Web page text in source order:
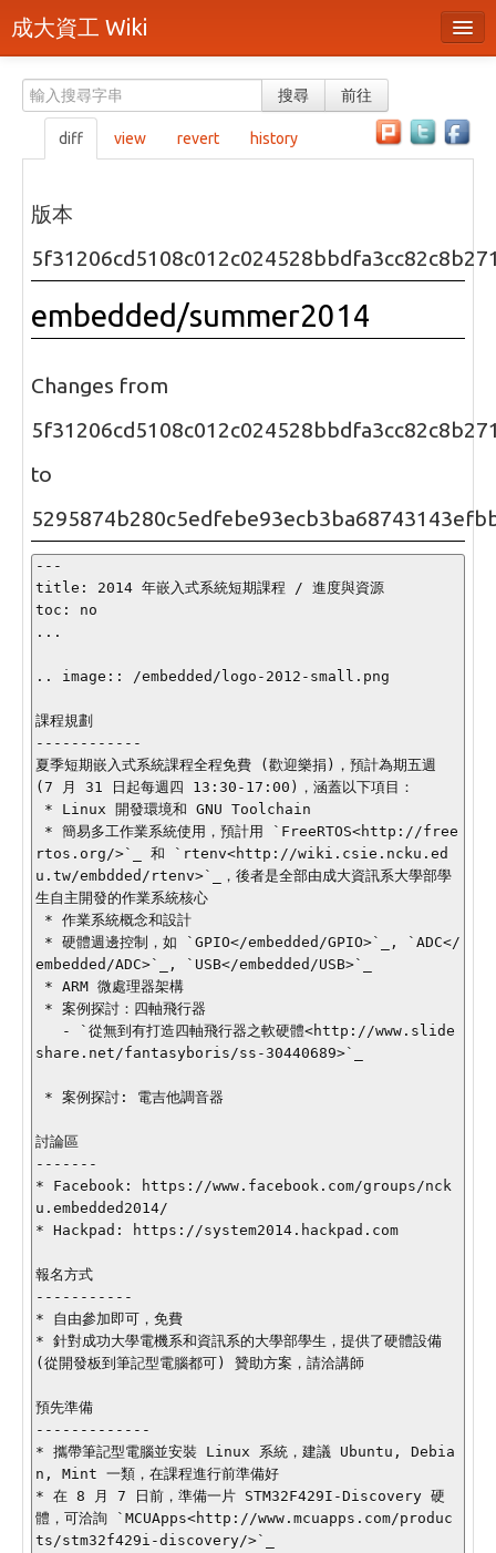
成大資工 Wiki
分類
隨機頁面
最近活動
上傳檔案
頁面原始檔
可列印版本
刪除本頁
登入 / 註冊帳號
搜尋 前往
diff view revert history
版本
embedded/summer2014
Changes from
to
---
title: 2014 年嵌入式系統短期課程 / 進度與資源
toc: no
...
.. image:: /embedded/logo-2012-small.png
課程規劃
------------
夏季短期嵌入式系統課程全程免費 (歡迎樂捐)，預計為期五週
(7 月 31 日起每週四 13:30-17:00)，涵蓋以下項目：
rtos.org/>`_ 和 `rtenv<http://wiki.csie.ncku.ed
u.tw/embdded/rtenv>`_，後者是全部由成大資訊系大學部學
生自主開發的作業系統核心
embedded/ADC>`_, `USB</embedded/USB>`_
share.net/fantasyboris/ss-30440689>`_
討論區
-------
* Facebook: https://www.facebook.com/groups/nck
u.embedded2014/
* Hackpad: https://system2014.hackpad.com
報名方式
-----------
* 自由參加即可，免費
* 針對成功大學電機系和資訊系的大學部學生，提供了硬體設備
(從開發板到筆記型電腦都可) 贊助方案，請洽講師
預先準備
-------------
* 攜帶筆記型電腦並安裝 Linux 系統，建議 Ubuntu, Debia
n, Mint 一類，在課程進行前準備好
* 在 8 月 7 日前，準備一片 STM32F429I-Discovery 硬
體，可洽詢 `MCUApps<http://www.mcuapps.com/produc
ts/stm32f429i-discovery/>`_